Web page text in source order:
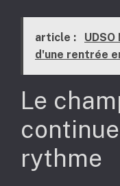
article :
d'une rentrée
Le
rythme